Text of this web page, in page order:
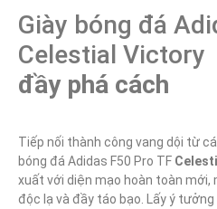
Giày bóng đá
Celestial Victory
đầy phá cách
Tiếp nối thành công vang dội từ
bóng đá Adidas F50 Pro TF
xuất với diện mạo hoàn toàn mới,
độc lạ và đầy táo bạo. Lấy ý